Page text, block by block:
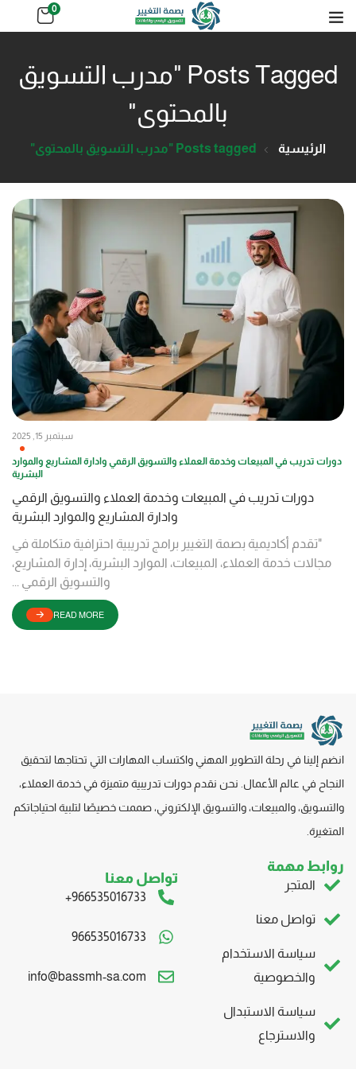
0
Posts Tagged "مدرب التسويق
بالمحتوى"
الرئيسية Posts tagged "مدرب التسويق بالمحتوى"
سبتمبر 15, 2025
دورات تدريب في المبيعات وخدمة العملاء والتسويق الرقمي وادارة المشاريع والموارد
البشرية
دورات تدريب في المبيعات وخدمة العملاء والتسويق الرقمي
وادارة المشاريع والموارد البشرية
"تقدم أكاديمية بصمة التغيير برامج تدريبية احترافية متكاملة في
مجالات خدمة العملاء، المبيعات، الموارد البشرية، إدارة المشاريع،
والتسويق الرقمي ...
READ MORE
انضم إلينا في رحلة التطوير المهني واكتساب المهارات التي تحتاجها لتحقيق
النجاح في عالم الأعمال. نحن نقدم دورات تدريبية متميزة في خدمة العملاء،
والتسويق، والمبيعات، والتسويق الإلكتروني، صممت خصيصًا لتلبية احتياجاتكم
المتغيرة.
روابط مهمة
المتجر
تواصل معنا
سياسة الاستخدام
والخصوصية
سياسة الاستبدال
والاسترجاع
تواصل معنا
966535016733+
966535016733
info@bassmh-sa.com